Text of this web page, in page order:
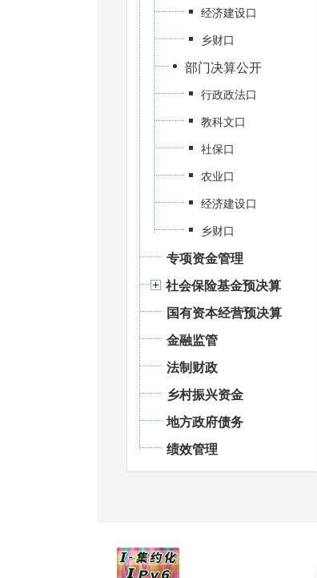
经济建设口
乡财口
部门决算公开
行政政法口
教科文口
社保口
农业口
经济建设口
乡财口
专项资金管理
社会保险基金预决算
国有资本经营预决算
金融监管
法制财政
乡村振兴资金
地方政府债务
绩效管理